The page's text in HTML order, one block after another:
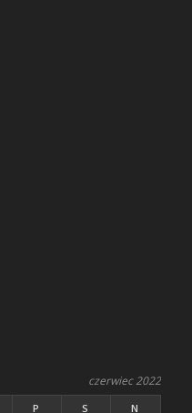
czerwiec 2022
P S N